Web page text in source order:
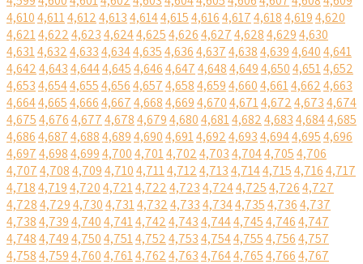
4,6104,6114,6124,6134,6144,6154,6164,6174,6184,6194,620
4,6214,6224,6234,6244,6254,6264,6274,6284,6294,630
4,6314,6324,6334,6344,6354,6364,6374,6384,6394,6404,641
4,6424,6434,6444,6454,6464,6474,6484,6494,6504,6514,652
4,6534,6544,6554,6564,6574,6584,6594,6604,6614,6624,663
4,6644,6654,6664,6674,6684,6694,6704,6714,6724,6734,674
4,6754,6764,6774,6784,6794,6804,6814,6824,6834,6844,685
4,6864,6874,6884,6894,6904,6914,6924,6934,6944,6954,696
4,6974,6984,6994,7004,7014,7024,7034,7044,7054,706
4,7074,7084,7094,7104,7114,7124,7134,7144,7154,7164,717
4,7184,7194,7204,7214,7224,7234,7244,7254,7264,727
4,7284,7294,7304,7314,7324,7334,7344,7354,7364,737
4,7384,7394,7404,7414,7424,7434,7444,7454,7464,747
4,7484,7494,7504,7514,7524,7534,7544,7554,7564,757
4,7584,7594,7604,7614,7624,7634,7644,7654,7664,767